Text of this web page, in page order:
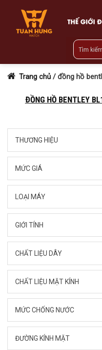
content
Trang chủ /đồng hồ
ĐỒNG HỒ BENTLEY
THƯƠNG HIỆU
MỨC GIÁ
LOẠI MÁY
GIỚI TÍNH
CHẤT LIỆU DÂY
CHẤT LIỆU MẶT KÍNH
MỨC CHỐNG NƯỚC
ĐƯỜNG KÍNH MẶT